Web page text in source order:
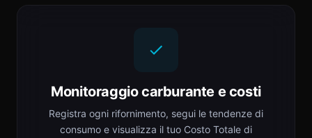
Monitoraggio carburante e costi
Registra ogni rifornimento, segui le tendenze di
consumo e visualizza il tuo Costo Totale di